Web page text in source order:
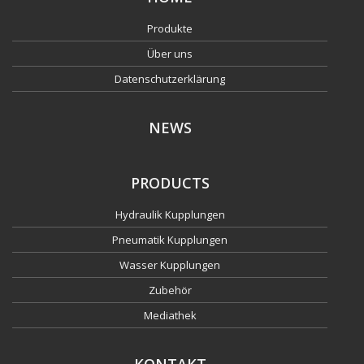
Produkte
Über uns
Datenschutzerklärung
NEWS
PRODUCTS
Hydraulik Kupplungen
Pneumatik Kupplungen
Wasser Kupplungen
Zubehör
Mediathek